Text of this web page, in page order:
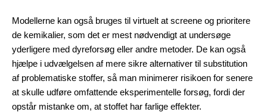
Modellerne kan også bruges til virtuelt at screene og prioritere
de kemikalier, som det er mest nødvendigt at undersøge
yderligere med dyreforsøg eller andre metoder. De kan også
hjælpe i udvælgelsen af mere sikre alternativer til substitution
af problematiske stoffer, så man minimerer risikoen for senere
at skulle udføre omfattende eksperimentelle forsøg, fordi der
opstår mistanke om, at stoffet har farlige effekter.